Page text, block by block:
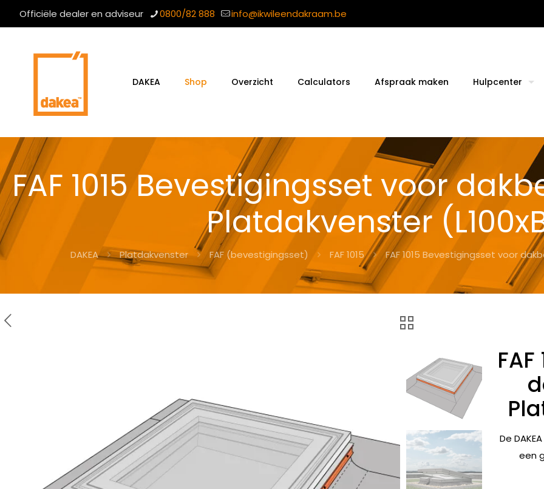
Officiële dealer en adviseur 0800/82 888 info@ikwileendakraam.be
DAKEA Shop Overzicht Calculators Afspraak maken Hulpcenter
FAF 1015 Bevestigingsset voor
Platdakvenster
DAKEA Platdakvenster FAF (bevestigingsset) FAF 1015 FAF 1015 Bevestigingsset voor
De
een